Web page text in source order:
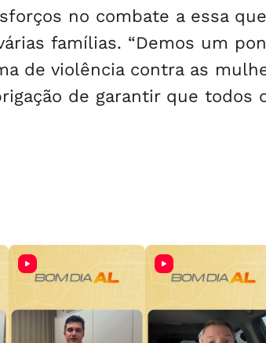
no combate a essa
famílias. “Demos um
de violência contra as
de garantir que todos